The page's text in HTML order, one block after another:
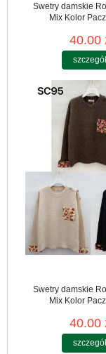
Swetry damskie
Mix Kolor
40.00
Swetry damskie
Mix Kolor
40.00